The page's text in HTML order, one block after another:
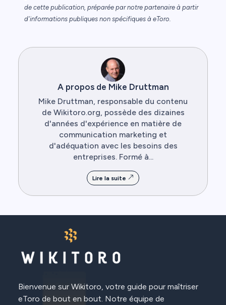
de cette publication, préparée par notre partenaire à partir
d'informations publiques non spécifiques à eToro.
A propos de Mike Druttman
Mike Druttman, responsable du contenu
de Wikitoro.org, possède des dizaines
d'années d'expérience en matière de
communication marketing et
d'adéquation avec les besoins des
entreprises. Formé à...
Lire la suite
Bienvenue sur Wikitoro, votre guide pour maîtriser
eToro de bout en bout. Notre équipe de